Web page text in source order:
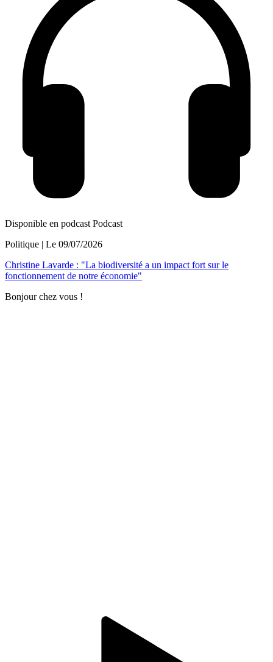
Disponible en podcast Podcast
Politique | Le 09/07/2026
Christine Lavarde : "La biodiversité a un impact fort sur le
fonctionnement de notre économie"
Bonjour chez vous !